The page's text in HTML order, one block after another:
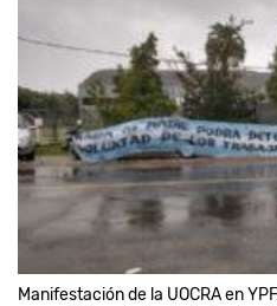
Manifestación de la UOCRA en